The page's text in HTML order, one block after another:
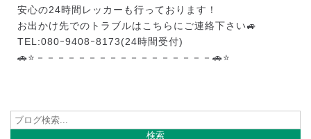
安心の24時間レッカーも行っております！
お出かけ先でのトラブルはこちらにご連絡下さい🚙
TEL:080ｰ9408ｰ8173(24時間受付)
🚗⭐－－－－－－－－－－－－－－－－－🚗⭐